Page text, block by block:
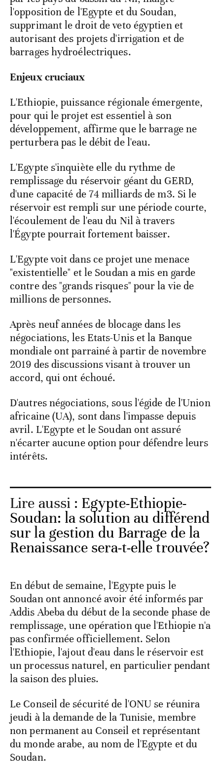
l'opposition de l'Egypte et du Soudan,
supprimant le droit de veto égyptien et
autorisant des projets d'irrigation et de
barrages hydroélectriques.
Enjeux cruciaux
L'Ethiopie, puissance régionale émergente,
pour qui le projet est essentiel à son
développement, affirme que le barrage ne
perturbera pas le débit de l'eau.
L'Egypte s'inquiète elle du rythme de
remplissage du réservoir géant du GERD,
d'une capacité de 74 milliards de m3. Si le
réservoir est rempli sur une période courte,
l'écoulement de l'eau du Nil à travers
l'Égypte pourrait fortement baisser.
L'Egypte voit dans ce projet une menace
"existentielle" et le Soudan a mis en garde
contre des "grands risques" pour la vie de
millions de personnes.
Après neuf années de blocage dans les
négociations, les Etats-Unis et la Banque
mondiale ont parrainé à partir de novembre
2019 des discussions visant à trouver un
accord, qui ont échoué.
D'autres négociations, sous l'égide de l'Union
africaine (UA), sont dans l'impasse depuis
avril. L'Egypte et le Soudan ont assuré
n'écarter aucune option pour défendre leurs
intérêts.
Lire aussi : Egypte-Ethiopie-
Soudan: la solution au différend
sur la gestion du Barrage de la
Renaissance sera-t-elle trouvée?
En début de semaine, l'Egypte puis le
Soudan ont annoncé avoir été informés par
Addis Abeba du début de la seconde phase de
remplissage, une opération que l'Ethiopie n'a
pas confirmée officiellement. Selon
l'Ethiopie, l'ajout d'eau dans le réservoir est
un processus naturel, en particulier pendant
la saison des pluies.
Le Conseil de sécurité de l'ONU se réunira
jeudi à la demande de la Tunisie, membre
non permanent au Conseil et représentant
du monde arabe, au nom de l'Egypte et du
Soudan.